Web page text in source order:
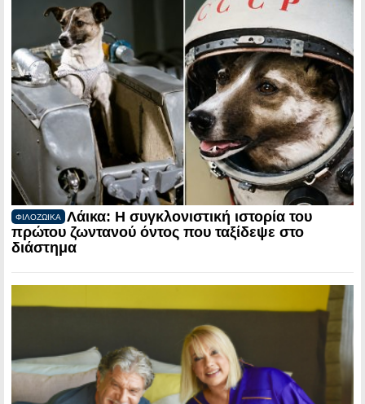
ΦΙΛΟΖΩΙΚΑ
Λάικα: Η συγκλονιστική ιστορία του
πρώτου ζωντανού όντος που ταξίδεψε στο
διάστημα